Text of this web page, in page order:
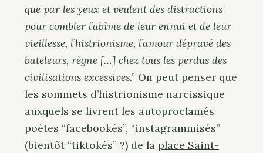
que par les yeux et veulent des distractions
pour combler l’abîme de leur ennui et de leur
vieillesse, l’histrionisme, l’amour dépravé des
bateleurs, règne […] chez tous les perdus des
civilisations excessives.” On peut penser que
les sommets d’histrionisme narcissique
auxquels se livrent les autoproclamés
poètes “facebookés”, “instagrammisés”
(bientôt “tiktokés” ?) de la place Saint-